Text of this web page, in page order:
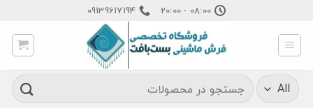
content
08:00 - 20:00
09139617194
جستجو
برای: